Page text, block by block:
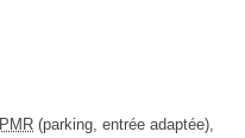
PMR (parking, entrée adaptée),